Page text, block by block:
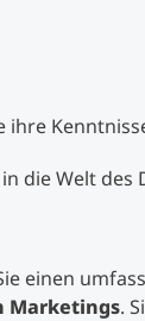
die Welt
einen
Marketings.